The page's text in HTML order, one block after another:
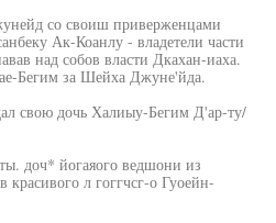
со своиш приверженцами
Ак-Коанлу - владетели части
над собов власти Дкахан-иаха.
Бегим за Шейха Джуне'йда.
свою дочь Халиыу-Бегим Д'ар-ту/
доч* йогаяого ведшони из
л гоггчсг-о Гуоейн-